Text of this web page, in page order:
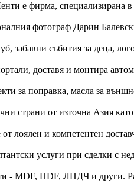
е фирма, специализирана в
фотограф Дарин
забавни събития за деца,
доставя и монтира
за поправка, масла за
страни от източна Азия
лоялен и компетентен
услуги при сделки с
- MDF, HDF, ЛПДЧ и други.